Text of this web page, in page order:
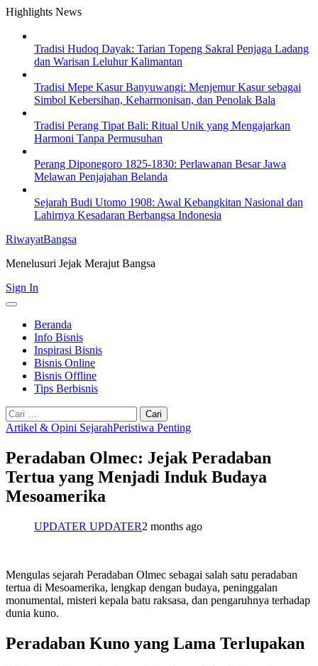
Skip
content
Highlights News
Tradisi Hudoq Dayak: Tarian Topeng Sakral Penjaga Ladang
dan Warisan Leluhur Kalimantan
Tradisi Mepe Kasur Banyuwangi: Menjemur Kasur sebagai
Simbol Kebersihan, Keharmonisan, dan Penolak Bala
Tradisi Perang Tipat Bali: Ritual Unik yang Mengajarkan
Harmoni Tanpa Permusuhan
Perang Diponegoro 1825-1830: Perlawanan Besar Jawa
Melawan Penjajahan Belanda
Sejarah Budi Utomo 1908: Awal Kebangkitan Nasional dan
Lahirnya Kesadaran Berbangsa Indonesia
RiwayatBangsa
Menelusuri Jejak Merajut Bangsa
Sign In
Beranda
Info Bisnis
Inspirasi Bisnis
Bisnis Online
Bisnis Offline
Tips Berbisnis
Cari
untuk:
Artikel & Opini SejarahPeristiwa Penting
Peradaban Olmec: Jejak Peradaban
Tertua yang Menjadi Induk Budaya
Mesoamerika
UPDATER UPDATER2 months ago
Mengulas sejarah Peradaban Olmec sebagai salah satu peradaban
tertua di Mesoamerika, lengkap dengan budaya, peninggalan
monumental, misteri kepala batu raksasa, dan pengaruhnya terhadap
dunia kuno.
Peradaban Kuno yang Lama Terlupakan